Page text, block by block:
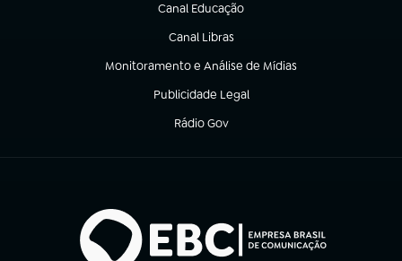
Canal Educação
(abre em nova aba)
Canal Libras
(abre em nova aba)
Monitoramento e Análise de Mídias
(abre em nova aba)
Publicidade Legal
(abre em nova aba)
Rádio Gov
(abre em nova aba)